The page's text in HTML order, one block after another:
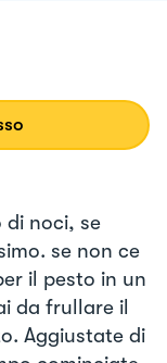
di noci, se
se non ce
il pesto in un
da frullare il
Aggiustate di